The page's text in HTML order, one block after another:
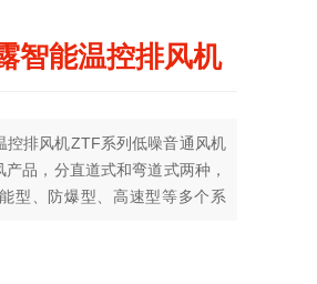
智能温控排风机
控排风机ZTF系列低噪音通风机
品，分直道式和弯道式两种，
型、防爆型、高速型等多个系
室、GIS室、仓库、地下室等